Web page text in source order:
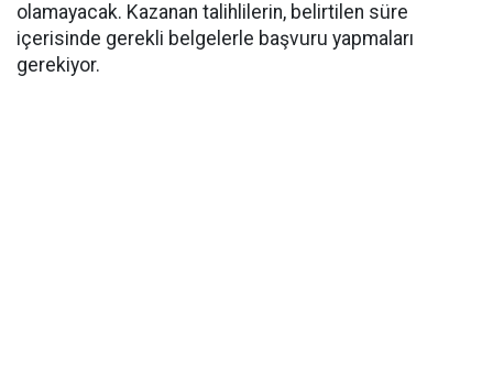
olamayacak. Kazanan talihlilerin, belirtilen süre
içerisinde gerekli belgelerle başvuru yapmaları
gerekiyor.